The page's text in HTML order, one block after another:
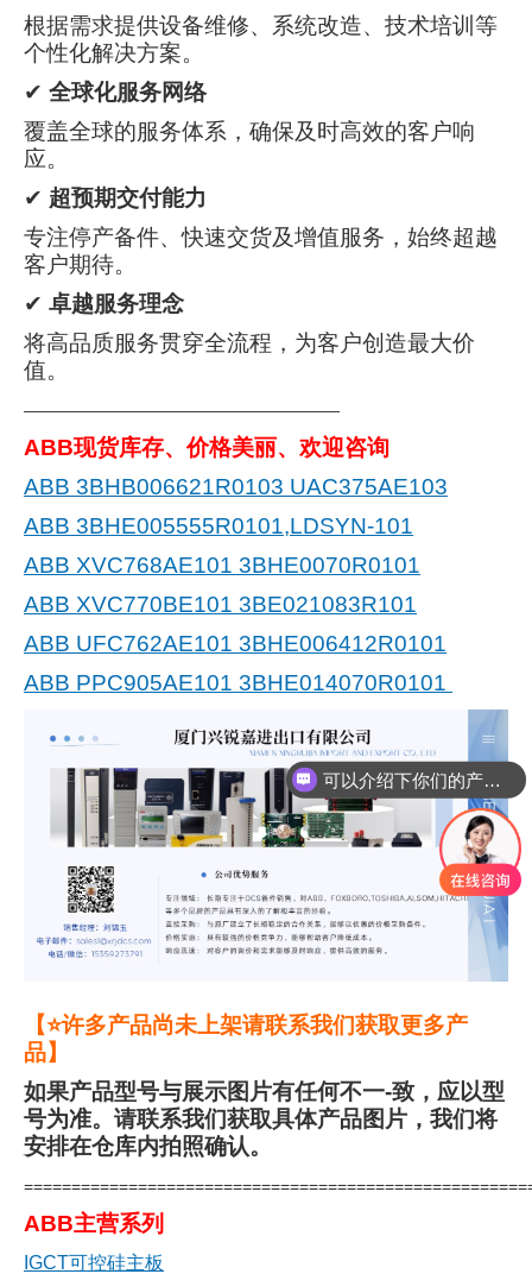
根据需求提供设备维修、系统改造、技术培训等
个性化解决方案。
✔ 全球化服务网络
覆盖全球的服务体系，确保及时高效的客户响
应。
✔ 超预期交付能力
专注停产备件、快速交货及增值服务，始终超越
客户期待。
✔ 卓越服务理念
将高品质服务贯穿全流程，为客户创造最大价
值。
———————————————————
ABB现货库存、价格美丽、欢迎咨询
ABB 3BHB006621R0103 UAC375AE103
ABB 3BHE005555R0101,LDSYN-101
ABB XVC768AE101 3BHE0070R0101
ABB XVC770BE101 3BE021083R101
ABB UFC762AE101 3BHE006412R0101
ABB PPC905AE101 3BHE014070R0101
【⭐许多产品尚未上架请联系我们获取更多产
品】
如果产品型号与展示图片有任何不一-致，应以型
号为准。请联系我们获取具体产品图片，我们将
安排在仓库内拍照确认。
ABB主营系列
IGCT可控硅主板
你们是怎么收费的呢